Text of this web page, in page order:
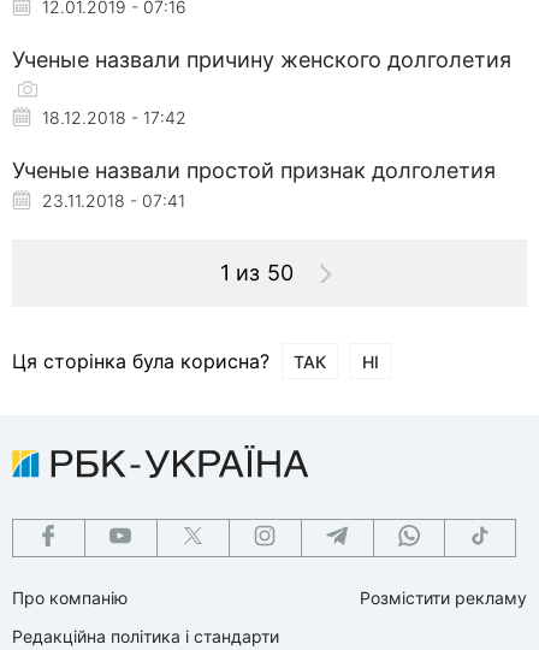
12.01.2019 - 07:16
Ученые назвали причину женского долголетия
18.12.2018 - 17:42
Ученые назвали простой признак долголетия
23.11.2018 - 07:41
1 из 50
Ця сторінка була корисна? ТАК НІ
Про компанію
Редакційна політика і стандарти
Розмістити рекламу